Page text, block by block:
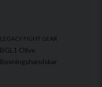
LEGACY FIGHT GEAR
BGL1 Olive
Boxningshandskar